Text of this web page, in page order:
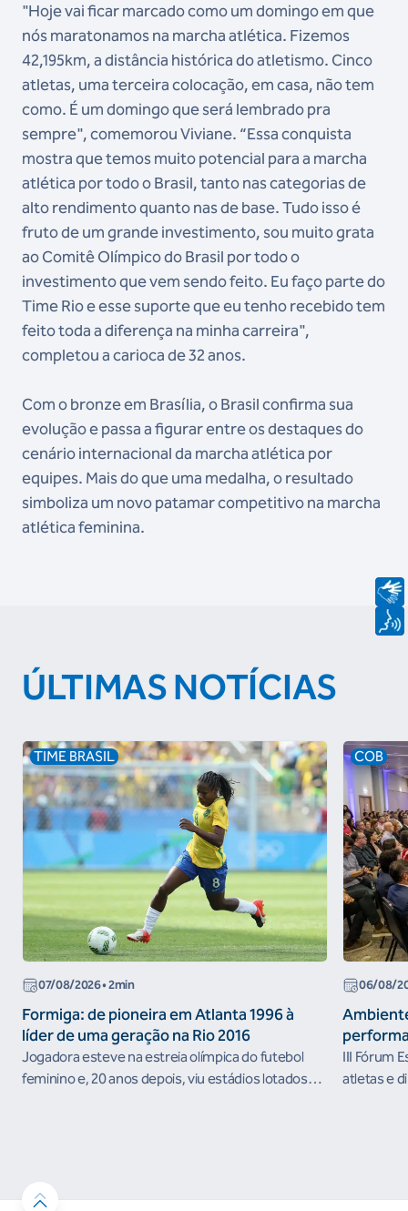
"Hoje vai ficar marcado como um domingo em que
nós maratonamos na marcha atlética. Fizemos
42,195km, a distância histórica do atletismo. Cinco
atletas, uma terceira colocação, em casa, não tem
como. É um domingo que será lembrado pra
sempre", comemorou Viviane. “Essa conquista
mostra que temos muito potencial para a marcha
atlética por todo o Brasil, tanto nas categorias de
alto rendimento quanto nas de base. Tudo isso é
fruto de um grande investimento, sou muito grata
ao Comitê Olímpico do Brasil por todo o
investimento que vem sendo feito. Eu faço parte do
Time Rio e esse suporte que eu tenho recebido tem
feito toda a diferença na minha carreira",
completou a carioca de 32 anos.
Com o bronze em Brasília, o Brasil confirma sua
evolução e passa a figurar entre os destaques do
cenário internacional da marcha atlética por
equipes. Mais do que uma medalha, o resultado
simboliza um novo patamar competitivo na marcha
atlética feminina.
ÚLTIMAS NOTÍCIAS
TIME BRASIL
07/08/2026• 2min
Formiga: de pioneira em Atlanta 1996 à
líder de uma geração na Rio 2016
Jogadora esteve na estreia olímpica do futebol
feminino e, 20 anos depois, viu estádios lotados
COB
06/08/
III Fórum
atletas e